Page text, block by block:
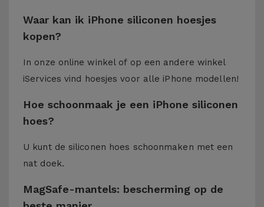
Waar kan ik iPhone siliconen hoesjes
kopen?
In onze online winkel of op een andere winkel
iServices vind hoesjes voor alle iPhone modellen!
Hoe schoonmaak je een iPhone siliconen
hoes?
U kunt de siliconen hoes schoonmaken met een
nat doek.
MagSafe-mantels: bescherming op de